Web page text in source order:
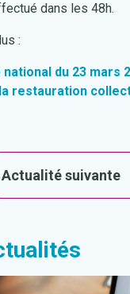
dans les 48h.
:
du 23 mars
restauration
Actualité suivante